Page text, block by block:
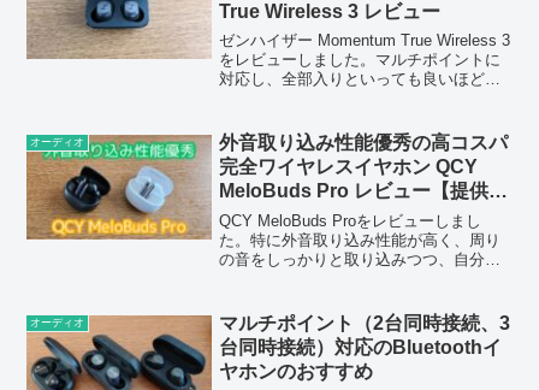
True Wireless 3 レビュー
ゼンハイザー Momentum True Wireless 3
をレビューしました。マルチポイントに
対応し、全部入りといっても良いほどの
オーディオ
外音取り込み性能優秀の高コスパ
完全ワイヤレスイヤホン QCY
MeloBuds Pro レビュー【提供
QCY】
QCY MeloBuds Proをレビューしまし
た。特に外音取り込み性能が高く、周り
の音をしっかりと取り込みつつ、自分の
オーディオ
マルチポイント（2台同時接続、3
台同時接続）対応のBluetoothイ
ヤホンのおすすめ